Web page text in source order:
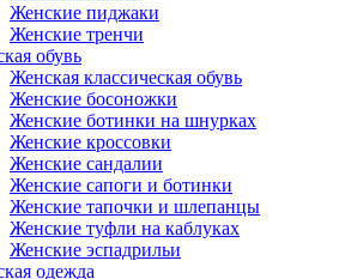
Женские пиджаки
Женские тренчи
обувь
Женская классическая обувь
Женские босоножки
Женские ботинки на шнурках
Женские кроссовки
Женские сандалии
Женские сапоги и ботинки
Женские тапочки и шлепанцы
Женские туфли на каблуках
Женские эспадрильи
одежда